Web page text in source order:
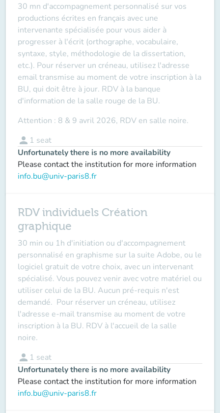
30 mn d'accompagnement personnalisé sur vos
productions écrites en français avec une
intervenante spécialisée pour vous aider à
progresser à l'écrit (orthographe, vocabulaire,
syntaxe, style, méthodologie de la dissertation,
etc.). Pour réserver un créneau, utilisez l'adresse
email transmise au moment de votre inscription à la
BU, qui doit être à jour. RDV à la banque
d'information de la salle rouge de la BU.
Attention : 8 & 9 avril 2026, RDV en salle noire.
person 1 seat
Unfortunately there is no more availability
Please contact the institution for more information
info.bu@univ-paris8.fr
RDV individuels Création
graphique
30 min ou 1h d'initiation ou d'accompagnement
personnalisé en graphisme sur la suite Adobe, ou le
logiciel gratuit de votre choix, avec un intervenant
spécialisé. Vous pouvez venir avec votre matériel ou
utiliser celui de la BU. Aucun pré-requis n'est
demandé. Pour réserver un créneau, utilisez
l'adresse e-mail transmise au moment de votre
inscription à la BU. RDV à l'accueil de la salle
noire.
person 1 seat
Unfortunately there is no more availability
Please contact the institution for more information
info.bu@univ-paris8.fr